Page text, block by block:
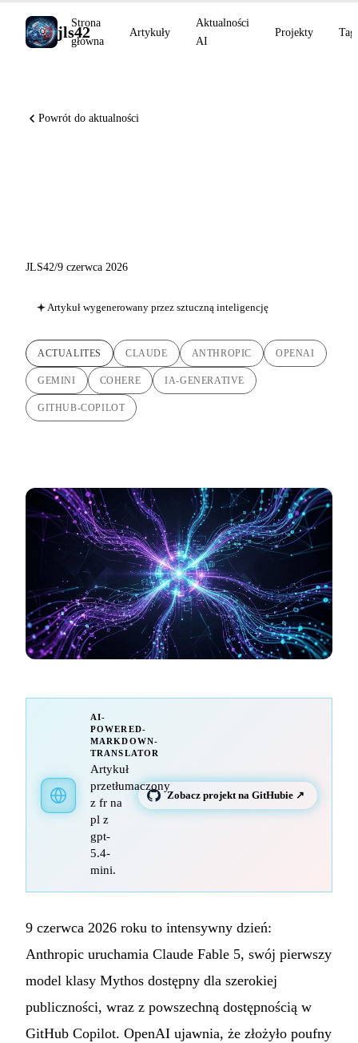
jls42
Strona
główna
Artykuły
Aktualności
AI
Projekty Tagi
Powrót do aktualności
JLS42/9 czerwca 2026
Artykuł wygenerowany przez sztuczną inteligencję
ACTUALITES CLAUDE ANTHROPIC OPENAI
GEMINI COHERE IA-GENERATIVE
GITHUB-COPILOT
AI-
POWERED-
MARKDOWN-
TRANSLATOR
Artykuł
przetłumaczony
z fr na
pl z
gpt-
5.4-
mini.
Zobacz projekt na GitHubie ↗
9 czerwca 2026 roku to intensywny dzień:
Anthropic uruchamia Claude Fable 5, swój pierwszy
model klasy Mythos dostępny dla szerokiej
publiczności, wraz z powszechną dostępnością w
GitHub Copilot. OpenAI ujawnia, że złożyło poufny